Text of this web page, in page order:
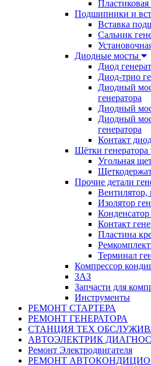
Подшипники и
Вставка
Сальник
Диодные мосты
Диод
Диод-трио
Диодный
генератора
Диодный
Диодный
генератора
Контакт
Щётки генератора
Угольная
Прочие детали
Вентилятор,
Изолятор
Конденсатор
Контакт
Пластина
Терминал
Компрессор
ЗАЗ
Запчасти для
Инструменты
РЕМОНТ СТАРТЕРА
РЕМОНТ ГЕНЕРАТОРА
СТАНЦИЯ ТЕХ
АВТОЭЛЕКТРИК
Ремонт Электродвигателя
РЕМОНТ